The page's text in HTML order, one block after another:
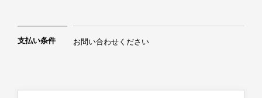
支払い条件 お問い合わせください